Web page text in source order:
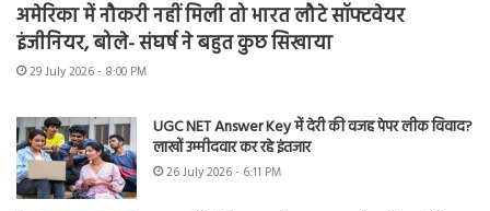
अमेरिका में नौकरी नहीं मिली तो भारत लौटे सॉफ्टवेयर
इंजीनियर, बोले- संघर्ष ने बहुत कुछ सिखाया
29 July 2026 - 8:00 PM
UGC NET Answer Key में देरी की वजह पेपर लीक विवाद?
लाखों उम्मीदवार कर रहे इंतजार
26 July 2026 - 6:11 PM